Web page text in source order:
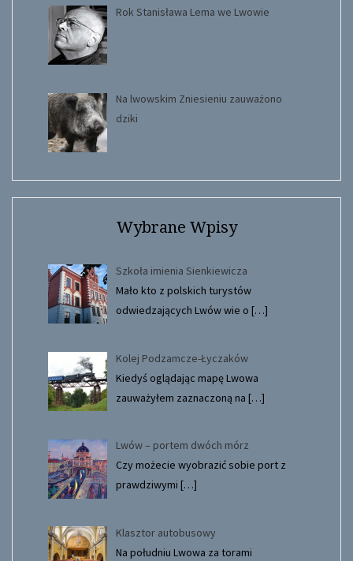
Rok Stanisława Lema we Lwowie
Na lwowskim Zniesieniu zauważono
dziki
Wybrane Wpisy
Szkoła imienia Sienkiewicza
Mało kto z polskich turystów
odwiedzających Lwów wie o […]
Kolej Podzamcze-Łyczaków
Kiedyś oglądając mapę Lwowa
zauważyłem zaznaczoną na […]
Lwów – portem dwóch mórz
Czy możecie wyobrazić sobie port z
prawdziwymi […]
Klasztor autobusowy
Na południu Lwowa za torami